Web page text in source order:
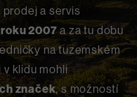
prodej a servis
2007 a za tu dobu
na tuzemském
v klidu mohli
značek, s možností